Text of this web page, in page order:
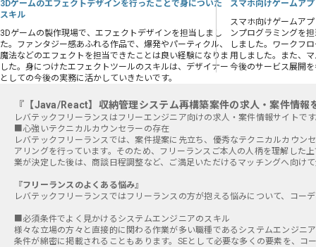
3Dゲームのエフェクトデザインを行ったことで身についた
スキル
3Dゲームの製作現場で、エフェクトデザインを担当しまし
た。ファンタジー感あふれる作品で、爆発やパーティクル、
魔法などのエフェクトを担当できたことは良い経験になりま
した。身につけたエフェクトツールのスキルは、デザイナー
としての今後の実務に活かしていきたいです。
スマホ向けゲームア
スマホ向けゲームア
ンプログラミングを
しました。ワークフ
用しました。また、
今後のサービス展開
『【Java/React】収納管理システム再構築案件の求人・案件情報
■心強いテクニカルカウンセラーの存在
レバテックフリーランスでは、案件提案に先立ち、優秀なテクニカルカウ
アリングを行っています。そのため、フリーランスご本人の人柄を理解した
業が決定した後は、商談日程調整など、ご満足いただけるマッチングへ向け
『フリーランスのよくある悩み』
レバテックフリーランスではフリーランスの方が抱える悩みについて、コー
■必須条件でよく見かけるシステムエンジニアのスキル
様々な立場の方々と直接的に関わる作業が多い職種であるシステムエンジニ
条件が綿密に掲載されることもあります。SEとして必要な多くの要素を、